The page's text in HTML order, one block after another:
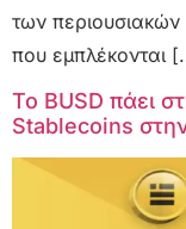
των περιουσιακών
που εμπλέκονται
Το BUSD πάει
Stablecoins